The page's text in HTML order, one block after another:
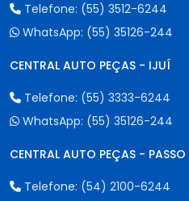
Telefone: (55) 3512-6244
WhatsApp: (55) 35126-244
CENTRAL AUTO PEÇAS - IJUÍ
Telefone: (55) 3333-6244
WhatsApp: (55) 35126-244
CENTRAL AUTO PEÇAS - PASSO
Telefone: (54) 2100-6244